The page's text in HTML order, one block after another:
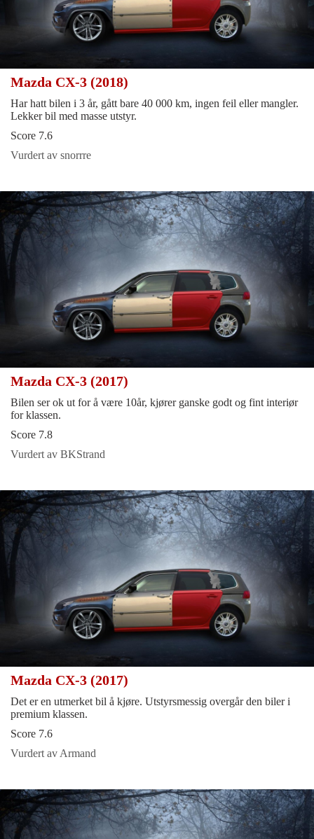
Mazda CX-3 (2018)
Har hatt bilen i 3 år, gått bare 40 000 km, ingen feil eller mangler.
Lekker bil med masse utstyr.
Score 7.6
Vurdert av snorrre
Mazda CX-3 (2017)
Bilen ser ok ut for å være 10år, kjører ganske godt og fint interiør
for klassen.
Score 7.8
Vurdert av BKStrand
Mazda CX-3 (2017)
Det er en utmerket bil å kjøre. Utstyrsmessig overgår den biler i
premium klassen.
Score 7.6
Vurdert av Armand